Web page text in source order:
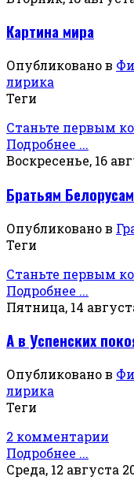
Картина мира
Опубликовано в
лирика
Теги
Станьте первым
Подробнее ...
Воскресенье, 16
Братьям Белорусам
Опубликовано в
Теги
Станьте первым
Подробнее ...
Пятница, 14
А в Успенских
Опубликовано в
лирика
Теги
2 комментарии
Подробнее ...
Среда, 12 августа